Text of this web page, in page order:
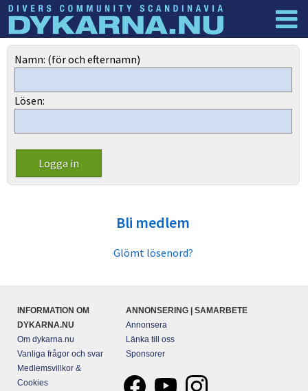
Dyknyheter
Namn: (för och efternamn)
Lösen:
Bli medlem
Glömt lösenord?
INFORMATION OM
DYKARNA.NU
Om dykarna.nu
Vanliga frågor och svar
Medlemsvillkor &
Cookies
ANNONSERING | SAMARBETE
Annonsera
Länka till oss
Sponsorer